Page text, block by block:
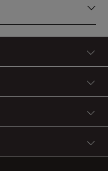
Powiadom o dostępności
Powiadom o dostępności